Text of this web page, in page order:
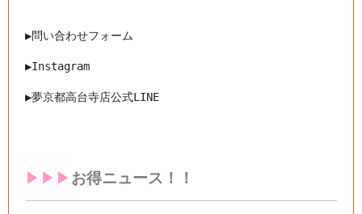
▶︎問い合わせフォーム
▶︎Instagram
▶︎夢京都高台寺店公式LINE
▶︎▶︎▶︎ お得ニュース！！